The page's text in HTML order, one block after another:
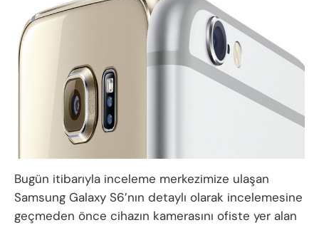
Bugün itibarıyla inceleme merkezimize ulaşan
Samsung Galaxy S6’nın detaylı olarak incelemesine
geçmeden önce cihazın kamerasını ofiste yer alan